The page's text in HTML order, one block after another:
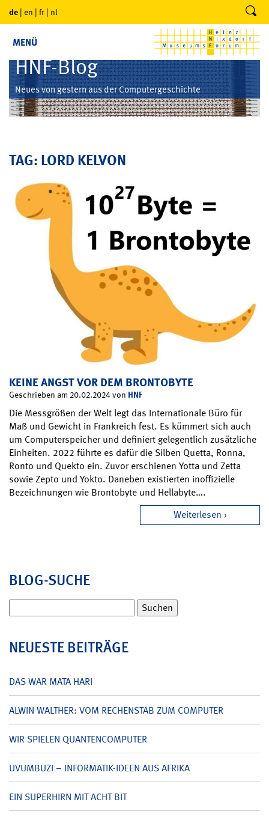
de | en | fr | nl
MENÜ
HNF-Blog
Neues von gestern aus der Computergeschichte
TAG: LORD KELVON
KEINE ANGST VOR DEM BRONTOBYTE
Geschrieben am 20.02.2024 von HNF
Die Messgrößen der Welt legt das Internationale Büro für
Maß und Gewicht in Frankreich fest. Es kümmert sich auch
um Computerspeicher und definiert gelegentlich zusätzliche
Einheiten. 2022 führte es dafür die Silben Quetta, Ronna,
Ronto und Quekto ein. Zuvor erschienen Yotta und Zetta
sowie Zepto und Yokto. Daneben existierten inoffizielle
Bezeichnungen wie Brontobyte und Hellabyte….
Weiterlesen
BLOG-SUCHE
nach:
NEUESTE BEITRÄGE
DAS WAR MATA HARI
ALWIN WALTHER: VOM RECHENSTAB ZUM COMPUTER
WIR SPIELEN QUANTENCOMPUTER
UVUMBUZI – INFORMATIK-IDEEN AUS AFRIKA
EIN SUPERHIRN MIT ACHT BIT